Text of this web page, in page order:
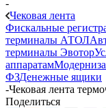
-
Чековая лента
Фискальные
терминалы АТОЛ
терминалы Эвотор
аппаратам
ФЗДенежные ящики
-Чековая лента
Поделиться